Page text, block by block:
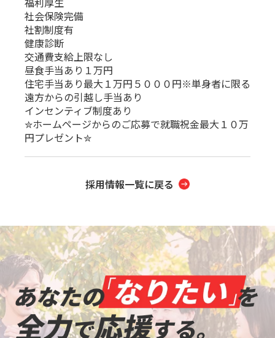
社会保険完備
社割制度有
健康診断
交通費支給上限なし
昼食手当あり１万円
住宅手当あり最大１万円５０００円※単身者に限る
遠方からの引越し手当あり
インセンティブ制度あり
✮ホームページからのご応募で就職祝金最大１０万
円プレゼント✮
採用情報一覧に戻る